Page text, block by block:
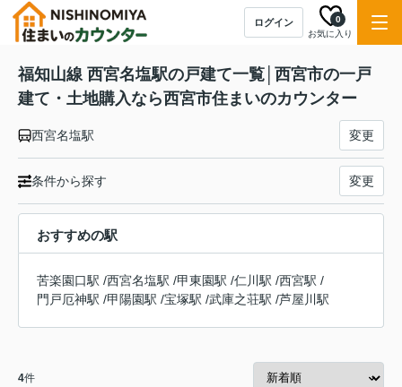
ログイン
お気に入り
0
福知山線 西宮名塩駅の戸建て一覧│西宮市の一戸
建て・土地購入なら西宮市住まいのカウンター
西宮名塩駅 変更
条件から探す 変更
おすすめの駅
苦楽園口駅 /西宮名塩駅 /甲東園駅 /仁川駅 /西宮駅 /
門戸厄神駅 /甲陽園駅 /宝塚駅 /武庫之荘駅 /芦屋川駅
4件